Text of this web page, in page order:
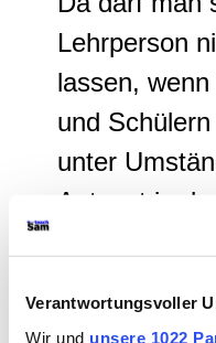
Verantwortungsvoller
Wir und unsere 1022
Lehrperson
lassen,
und
unter
Antwort in
Dass das
Endes aber